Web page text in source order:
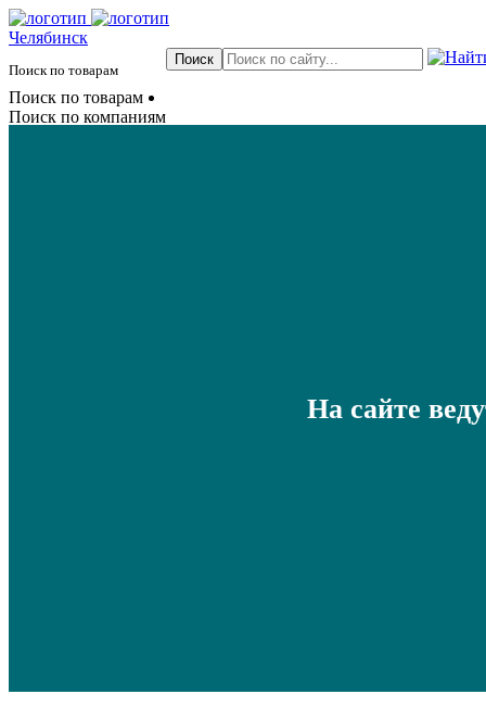
Челябинск
Поиск по товарам
Поиск по товарам
Поиск по компаниям
На сайте